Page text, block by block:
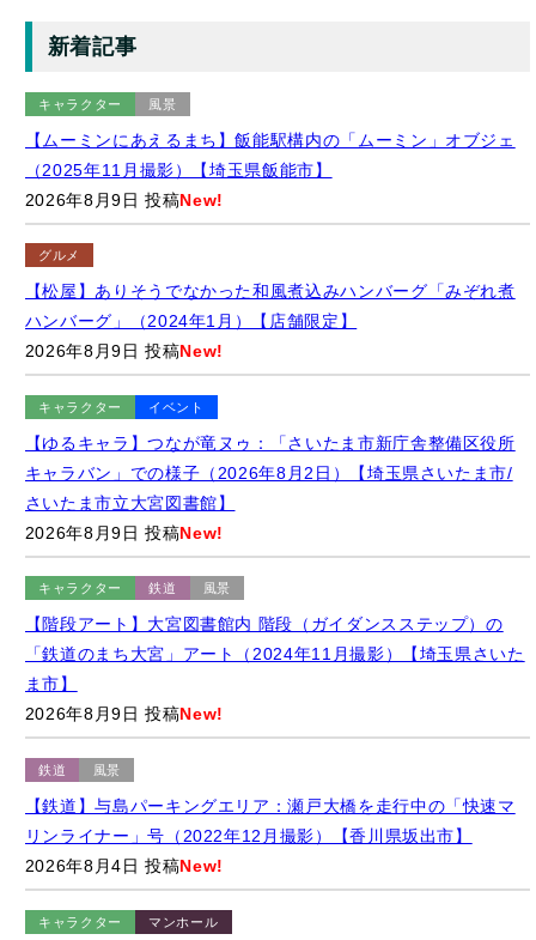
新着記事
キャラクター 風景
【ムーミンにあえるまち】飯能駅構内の「ムーミン」オブジェ
（2025年11月撮影）【埼玉県飯能市】
2026年8月9日 投稿New!
グルメ
【松屋】ありそうでなかった和風煮込みハンバーグ「みぞれ煮
ハンバーグ」（2024年1月）【店舗限定】
2026年8月9日 投稿New!
キャラクター イベント
【ゆるキャラ】つなが竜ヌゥ：「さいたま市新庁舎整備区役所
キャラバン」での様子（2026年8月2日）【埼玉県さいたま市/
さいたま市立大宮図書館】
2026年8月9日 投稿New!
キャラクター 鉄道 風景
【階段アート】大宮図書館内 階段（ガイダンスステップ）の
「鉄道のまち大宮」アート（2024年11月撮影）【埼玉県さいた
ま市】
2026年8月9日 投稿New!
鉄道 風景
【鉄道】与島パーキングエリア：瀬戸大橋を走行中の「快速マ
リンライナー」号（2022年12月撮影）【香川県坂出市】
2026年8月4日 投稿New!
キャラクター マンホール